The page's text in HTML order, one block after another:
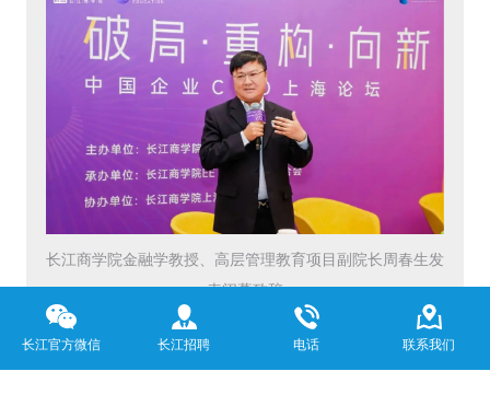
长江商学院金融学教授、高层管理教育项目副院长周春生发
表闭幕致辞
周春生教授在闭幕致辞中指出，当前时代呈现两大特征：
长江官方微信 长江招聘 电话 联系我们